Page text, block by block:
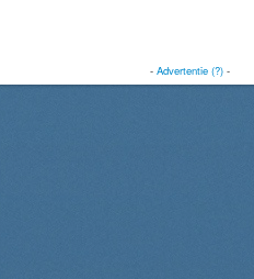
- Advertentie (?)-